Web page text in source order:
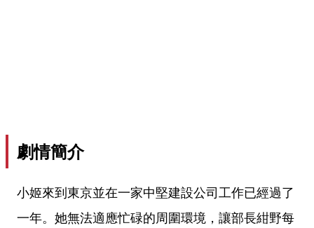
劇情簡介
小姬來到東京並在一家中堅建設公司工作已經過了
一年。她無法適應忙碌的周圍環境，讓部長紺野每